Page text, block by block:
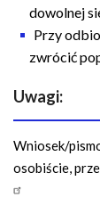
dowolnej
Przy
zwrócić
Uwagi:
Wniosek/
osobiście,